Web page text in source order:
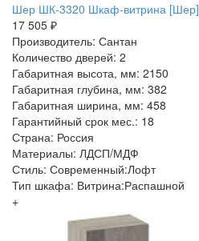
Шер ШК-3320 Шкаф-витрина [Шер]
17 505 ₽
Производитель: Сантан
Количество дверей: 2
Габаритная высота, мм: 2150
Габаритная глубина, мм: 382
Габаритная ширина, мм: 458
Гарантийный срок мес.: 18
Страна: Россия
Материалы: ЛДСП/МДФ
Стиль: Современный:Лофт
Тип шкафа: Витрина:Распашной
+